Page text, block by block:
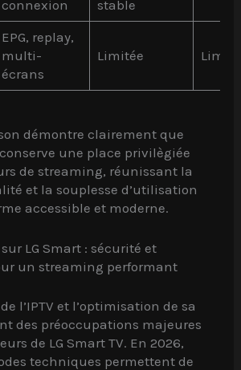
connexion stable
EPG, replay,
multi-
écrans
Limitée
démontre clairement que
conserve une place privilègiée
de streaming, réunissant la
et la souplesse d’utilisation
accessible et moderne.
LG Smart : sécurité et
un streaming performant
l’IPTV et l’optimisation de sa
des préoccupations majeures
de LG Smart TV. En 2026,
techniques permettent de